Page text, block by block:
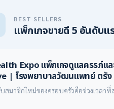
BEST SELLERS
แพ็กเกจขายดี 5 อันดับแ
Expo แพ็กเกจดูแลครรภ์แ
| โรงพยาบาลวัฒนแพทย์ ตรัง
สมาชิกใหม่ของครอบครัวคือช่วงเวลาที่